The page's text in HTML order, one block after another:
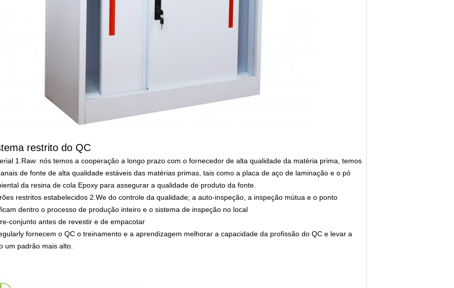
restrito do QC
1.Raw: nós temos a cooperação a longo prazo com o fornecedor de alta qualidade da matéria prima, temos
de fonte de alta qualidade estáveis das matérias primas, tais como a placa de aço de laminação e o pó
da resina de cola Epoxy para assegurar a qualidade de produto da fonte.
restritos estabelecidos 2.We do controle da qualidade; a auto-inspeção, a inspeção mútua e o ponto
dentro o processo de produção inteiro e o sistema de inspeção no local
conjunto antes de revestir e de empacotar
fornecem o QC o treinamento e a aprendizagem melhorar a capacidade da profissão do QC e levar a
um padrão mais alto.